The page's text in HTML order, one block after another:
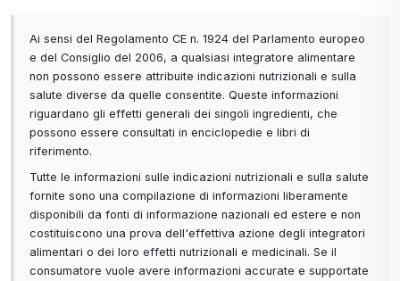
Ai sensi del Regolamento CE n. 1924 del Parlamento europeo
e del Consiglio del 2006, a qualsiasi integratore alimentare
non possono essere attribuite indicazioni nutrizionali e sulla
salute diverse da quelle consentite. Queste informazioni
riguardano gli effetti generali dei singoli ingredienti, che
possono essere consultati in enciclopedie e libri di
riferimento.
Tutte le informazioni sulle indicazioni nutrizionali e sulla salute
fornite sono una compilazione di informazioni liberamente
disponibili da fonti di informazione nazionali ed estere e non
costituiscono una prova dell'effettiva azione degli integratori
alimentari o dei loro effetti nutrizionali e medicinali. Se il
consumatore vuole avere informazioni accurate e supportate